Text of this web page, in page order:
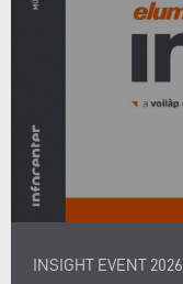
INSIGHT EVENT 2026